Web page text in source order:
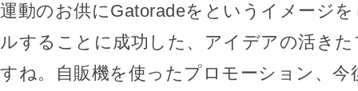
運動のお供にGatoradeをというイメージ
ルすることに成功した、アイデアの活き
すね。自販機を使ったプロモーション、